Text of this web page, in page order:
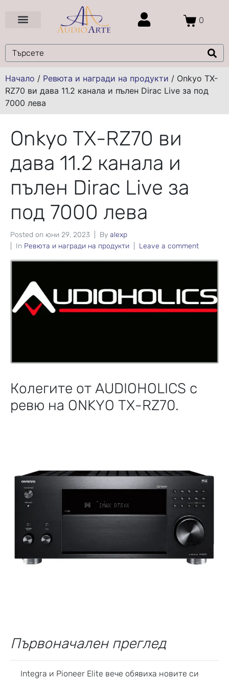
0
Начало / Ревюта и награди на продукти / Onkyo TX-
RZ70 ви дава 11.2 канала и пълен Dirac Live за под
7000 лева
Onkyo TX-RZ70 ви
дава 11.2 канала и
пълен Dirac Live за
под 7000 лева
Posted on юни 29, 2023 By alexp
In Ревюта и награди на продукти Leave a comment
Колегите от AUDIOHOLICS с
ревю на ONKYO TX-RZ70.
Първоначален преглед
Integra и Pioneer Elite вече обявиха новите си